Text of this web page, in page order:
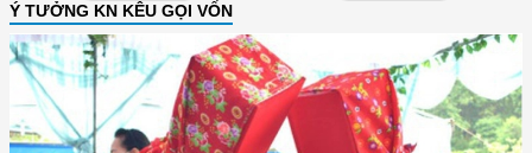
Ý TƯỞNG KN KÊU GỌI VỐN